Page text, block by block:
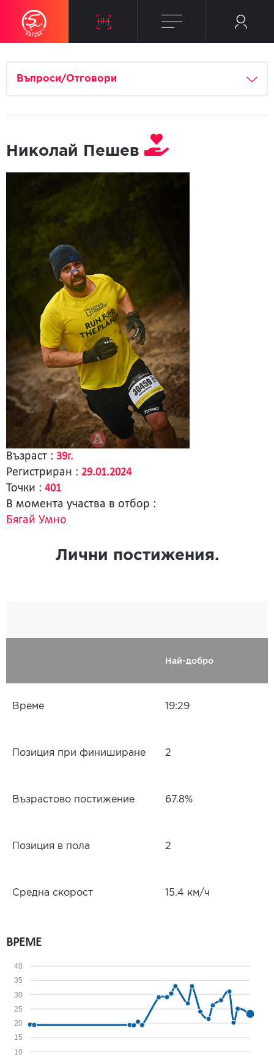
Въпроси/Отговори
Николай Пешев
Възраст : 39г.
Регистриран : 29.01.2024
Точки : 401
В момента участва в отбор :
Бягай Умно
Лични постижения.
Най-добро
Време 19:29
Позиция при финиширане 2
Възрастово постижение 67.8%
Позиция в пола 2
Средна скорост 15.4 км/ч
ВРЕМЕ
10
15
20
25
30
35
40